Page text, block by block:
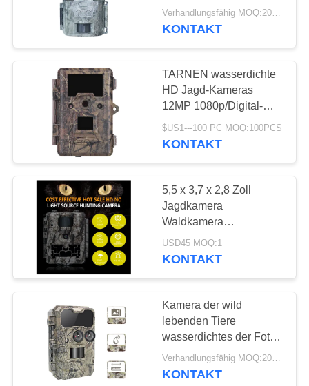
ANGEBOT
SITEMAP
DATENSCHUTZRICHTLINIE
Kamera des
Hinter4g
Drahtlose
Hinterkamera
Kamera WIFIS
Bluetooth
44
Kameras 20MP Night
Vision Hunting Hinter
KONTAKT
TARNEN wasserdichte
HD Jagd-Kameras
12MP 1080p/Digital-
Hinterkamera der wild
lebenden Tiere
$US1---100 PC MOQ:100PCS
KONTAKT
5,5 x 3,7 x 2,8 Zoll
Jagdkamera
Waldkamera
Bewegungsmelder
Infrarot-Nachtsicht
USD45 MOQ:1
KONTAKT
Kamera der wild
lebenden Tiere
wasserdichtes der Foto-
Blockierinfrarotjagdkamera-
Sicherheits-
Verhandlungsfähig MOQ:20pcs
KONTAKT